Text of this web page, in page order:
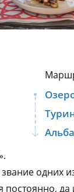
Альба
одних
постоянно, да